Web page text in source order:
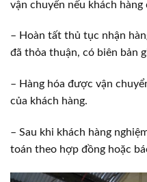
vận chuyển nếu khách hàng
– Hoàn tất thủ tục nhận
đã thỏa thuận, có biên bản
– Hàng hóa được vận
của khách hàng.
– Sau khi khách hàng
toán theo hợp đồng hoặc